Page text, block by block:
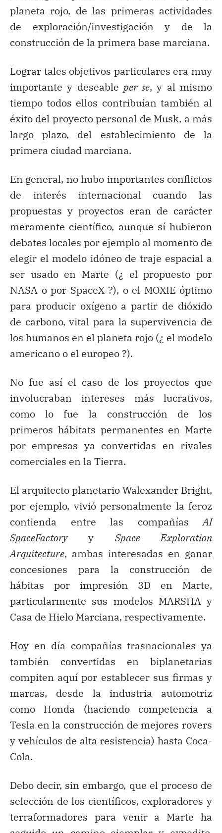
planeta rojo, de las primeras actividades
de exploración/investigación y de la
construcción de la primera base marciana.
Lograr tales objetivos particulares era muy
importante y deseable per se, y al mismo
tiempo todos ellos contribuían también al
éxito del proyecto personal de Musk, a más
largo plazo, del establecimiento de la
primera ciudad marciana.
En general, no hubo importantes conflictos
de interés internacional cuando las
propuestas y proyectos eran de carácter
meramente científico, aunque sí hubieron
debates locales por ejemplo al momento de
elegir el modelo idóneo de traje espacial a
ser usado en Marte (¿ el propuesto por
NASA o por SpaceX ?), o el MOXIE óptimo
para producir oxígeno a partir de dióxido
de carbono, vital para la supervivencia de
los humanos en el planeta rojo (¿ el modelo
americano o el europeo ?).
No fue así el caso de los proyectos que
involucraban intereses más lucrativos,
como lo fue la construcción de los
primeros hábitats permanentes en Marte
por empresas ya convertidas en rivales
comerciales en la Tierra.
El arquitecto planetario Walexander Bright,
por ejemplo, vivió personalmente la feroz
contienda entre las compañíasAI
SpaceFactoryy Space Exploration
Arquitecture, ambas interesadas en ganar
concesiones para la construcción de
hábitas por impresión 3D en Marte,
particularmente sus modelos MARSHA y
Casa de Hielo Marciana, respectivamente.
Hoy en día compañías trasnacionales ya
también convertidas en biplanetarias
compiten aquí por establecer sus firmas y
marcas, desde la industria automotriz
como Honda (haciendo competencia a
Tesla en la construcción de mejores rovers
y vehículos de alta resistencia) hasta Coca-
Cola.
Debo decir, sin embargo, que el proceso de
selección de los científicos, exploradores y
terraformadores para venir a Marte ha